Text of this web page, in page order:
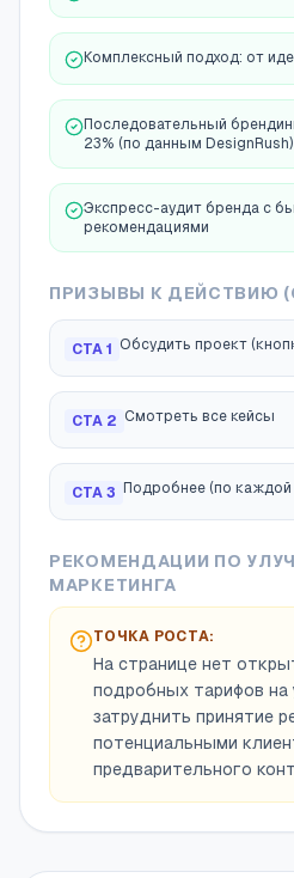
Комплексный подход: от
Последовательный
23% (по данным DesignRush)
Экспресс-аудит бренда с
рекомендациями
ПРИЗЫВЫ К ДЕЙСТВИЮ
CTA 1 Обсудить проект
CTA 2 Смотреть все кейсы
CTA 3 Подробнее (по каждой
РЕКОМЕНДАЦИИ ПО
МАРКЕТИНГА
ТОЧКА РОСТА:
На странице нет
подробных тарифов на
затруднить принятие
потенциальными
предварительного